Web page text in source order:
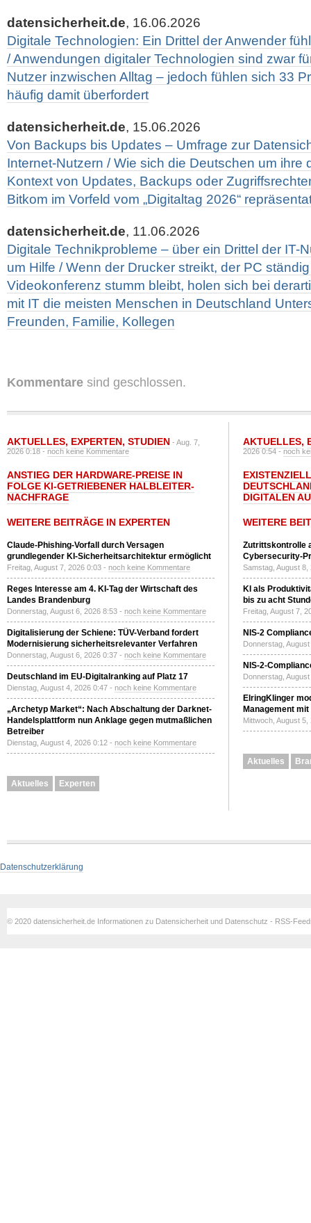
datensicherheit.de, 16.06.2026
Digitale Technologien: Ein Drittel der Anwender
/ Anwendungen digitaler Technologien sind zwar
Nutzer inzwischen Alltag – jedoch fühlen sich 33
häufig damit überfordert
datensicherheit.de, 15.06.2026
Von Backups bis Updates – Umfrage zur
Internet-Nutzern / Wie sich die Deutschen um ihre
Kontext von Updates, Backups oder
Bitkom im Vorfeld vom „Digitaltag 2026“
datensicherheit.de, 11.06.2026
Digitale Technikprobleme – über ein Drittel der IT-
um Hilfe / Wenn der Drucker streikt, der PC
Videokonferenz stumm bleibt, holen sich bei
mit IT die meisten Menschen in Deutschland
Freunden, Familie, Kollegen
Kommentare sind geschlossen.
AKTUELLES, EXPERTEN, STUDIEN - Aug. 7,
2026 0:18 -noch keine Kommentare
ANSTIEG DER HARDWARE-PREISE IN
FOLGE KI-GETRIEBENER HALBLEITER-
NACHFRAGE
WEITERE BEITRÄGE IN EXPERTEN
Claude-Phishing-Vorfall durch Versagen
grundlegender KI-Sicherheitsarchitektur ermöglicht
Freitag, August 7, 2026 0:03 - noch keine Kommentare
Reges Interesse am 4. KI-Tag der Wirtschaft des
Landes Brandenburg
Donnerstag, August 6, 2026 8:53 - noch keine Kommentare
Digitalisierung der Schiene: TÜV-Verband fordert
Modernisierung sicherheitsrelevanter Verfahren
Donnerstag, August 6, 2026 0:37 - noch keine Kommentare
Deutschland im EU-Digitalranking auf Platz 17
Dienstag, August 4, 2026 0:47 - noch keine Kommentare
„Archetyp Market“: Nach Abschaltung der Darknet-
Handelsplattform nun Anklage gegen mutmaßlichen
Betreiber
Dienstag, August 4, 2026 0:12 - noch keine Kommentare
Aktuelles Experten
AKTUELLES,
2026 0:54 -noch
DIGITALEN
WEITERE
Zutrittskontrolle
Cybersecurity-
Samstag, August
KI als
bis zu acht
Freitag, August 7,
NIS-2
Donnerstag,
NIS-2-
Donnerstag,
ElringKlinger
Management
Mittwoch, August
Aktuelles
Datenschutzerklärung
© 2020 datensicherheit.de Informationen zu Datensicherheit und Datenschutz - RSS-